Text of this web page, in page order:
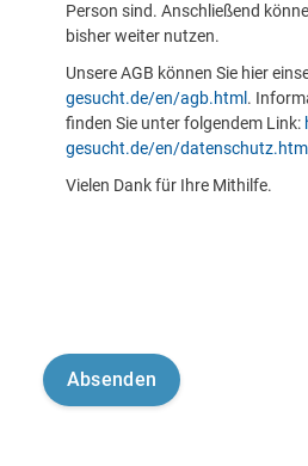
Person sind. Anschließend
bisher weiter nutzen.
Unsere AGB können Sie hier
gesucht.de/en/agb.html .
finden Sie unter folgendem Link:
gesucht.de/en/datenschutz.html
Vielen Dank für Ihre Mithilfe.